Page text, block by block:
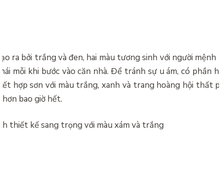
ra bởi trắng và đen, hai màu tương sinh với người mệnh
mỗi khi bước vào căn nhà. Để tránh sự u ám, có phần
hợp sơn với màu trắng, xanh và trang hoàng hội thất
bao giờ hết.